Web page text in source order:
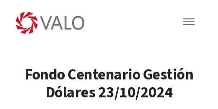
Fondo Centenario Gestión
Dólares 23/10/2024